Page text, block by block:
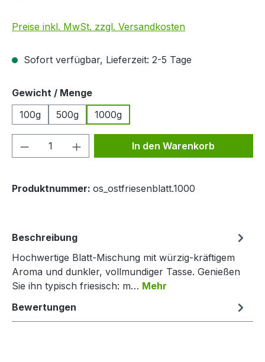
Preise inkl. MwSt. zzgl. Versandkosten
Sofort verfügbar, Lieferzeit: 2-5 Tage
Gewicht / Mengeauswählen
100g
500g 1000g
Produkt Anzahl: Gib denIn den Warenkorb
Produktnummer: os_ostfriesenblatt.1000
Beschreibung
Hochwertige Blatt-Mischung mit würzig-kräftigem
Aroma und dunkler, vollmundiger Tasse. Genießen
Sie ihn typisch friesisch: m… Mehr
Bewertungen